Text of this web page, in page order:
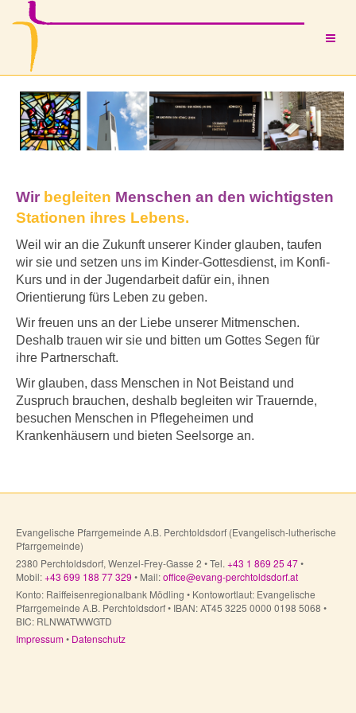
Wir begleiten Menschen an den wichtigsten
Stationen ihres Lebens.
Weil wir an die Zukunft unserer Kinder glauben, taufen
wir sie und setzen uns im Kinder-Gottesdienst, im Konfi-
Kurs und in der Jugendarbeit dafür ein, ihnen
Orientierung fürs Leben zu geben.
Wir freuen uns an der Liebe unserer Mitmenschen.
Deshalb trauen wir sie und bitten um Gottes Segen für
ihre Partnerschaft.
Wir glauben, dass Menschen in Not Beistand und
Zuspruch brauchen, deshalb begleiten wir Trauernde,
besuchen Menschen in Pflegeheimen und
Krankenhäusern und bieten Seelsorge an.
Evangelische Pfarrgemeinde A.B. Perchtoldsdorf (Evangelisch-lutherische
Pfarrgemeinde)
2380 Perchtoldsdorf, Wenzel-Frey-Gasse 2 • Tel. +43 1 869 25 47•
Mobil:+43 699 188 77 329 • Mail:office@evang-perchtoldsdorf.at
Konto: Raiffeisenregionalbank Mödling • Kontowortlaut: Evangelische
Pfarrgemeinde A.B. Perchtoldsdorf • IBAN: AT45 3225 0000 0198 5068 •
BIC: RLNWATWWGTD
Impressum• Datenschutz